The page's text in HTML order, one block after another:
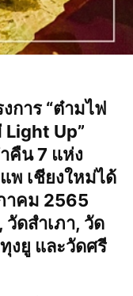
การ “ต๋ามไฟ
Light Up”
คืน 7 แห่ง
พ เชียงใหม่ได้
าคม 2565
ดสำเภา, วัด
งยู และวัดศรี